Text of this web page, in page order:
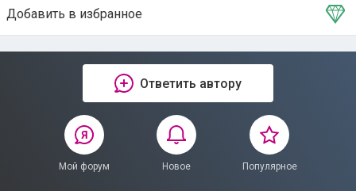
Добавить в избранное
Тема в избранном
Ответить автору
Мой форум Новое Популярное